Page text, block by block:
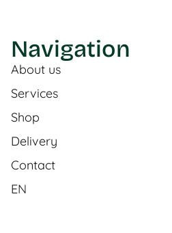
Navigation
About us
Services
Shop
Delivery
Contact
EN